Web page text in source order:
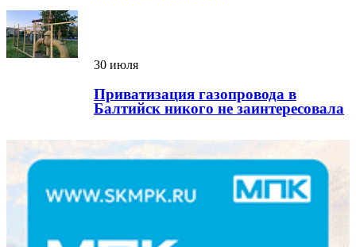
30 июля
Приватизация газопровода в
Балтийск никого не заинтересовала